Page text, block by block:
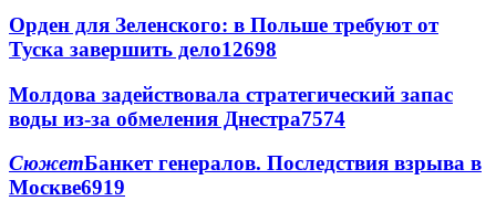
Орден для Зеленского: в Польше требуют от
Туска завершить дело12698
Молдова задействовала стратегический запас
воды из-за обмеления Днестра7574
СюжетБанкет генералов. Последствия взрыва в
Москве6919